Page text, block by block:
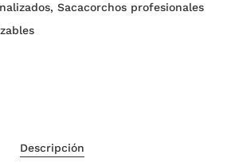
, Sacacorchos profesionales
Descripción